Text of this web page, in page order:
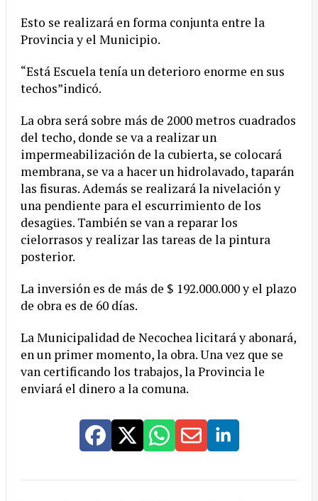
Esto se realizará en forma conjunta entre la
Provincia y el Municipio.
“Está Escuela tenía un deterioro enorme en sus
techos”indicó.
La obra será sobre más de 2000 metros cuadrados
del techo, donde se va a realizar un
impermeabilización de la cubierta, se colocará
membrana, se va a hacer un hidrolavado, taparán
las fisuras. Además se realizará la nivelación y
una pendiente para el escurrimiento de los
desagües. También se van a reparar los
cielorrasos y realizar las tareas de la pintura
posterior.
La inversión es de más de $ 192.000.000 y el plazo
de obra es de 60 días.
La Municipalidad de Necochea licitará y abonará,
en un primer momento, la obra. Una vez que se
van certificando los trabajos, la Provincia le
enviará el dinero a la comuna.